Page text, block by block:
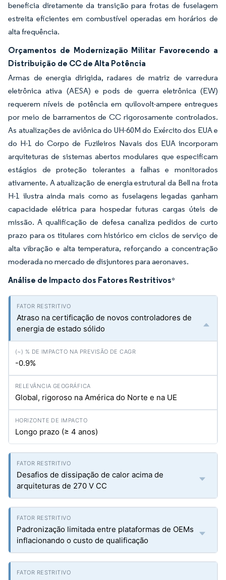
beneficia diretamente da transição para frotas de fuselagem
estreita eficientes em combustível operadas em horários de
alta frequência.
Orçamentos de Modernização Militar Favorecendo a
Distribuição de CC de Alta Potência
Armas de energia dirigida, radares de matriz de varredura
eletrônica ativa (AESA) e pods de guerra eletrônica (EW)
requerem níveis de potência em quilovolt-ampere entregues
por meio de barramentos de CC rigorosamente controlados.
As atualizações de aviônica do UH-60M do Exército dos EUA e
do H-1 do Corpo de Fuzileiros Navais dos EUA incorporam
arquiteturas de sistemas abertos modulares que especificam
estágios de proteção tolerantes a falhas e monitorados
ativamente. A atualização de energia estrutural da Bell na frota
H-1 ilustra ainda mais como as fuselagens legadas ganham
capacidade elétrica para hospedar futuras cargas úteis de
missão. A qualificação de defesa canaliza pedidos de curto
prazo para os titulares com histórico em ciclos de serviço de
alta vibração e alta temperatura, reforçando a concentração
moderada no mercado de disjuntores para aeronaves.
Análise de Impacto dos Fatores Restritivos*
Atraso na certificação de novos controladores de
energia de estado sólido
-0.9%
Global, rigoroso na América do Norte e na UE
Longo prazo (≥ 4 anos)
Desafios de dissipação de calor acima de
arquiteturas de 270 V CC
Padronização limitada entre plataformas de OEMs
inflacionando o custo de qualificação